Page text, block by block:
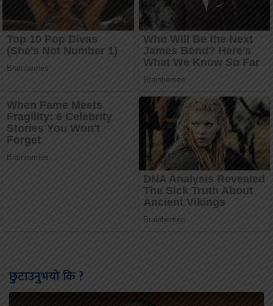
छुटाउनुभयो कि ?